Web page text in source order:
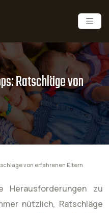
Ratschläge von
von erfahrenen Eltern
zu
nützlich, Ratschläge